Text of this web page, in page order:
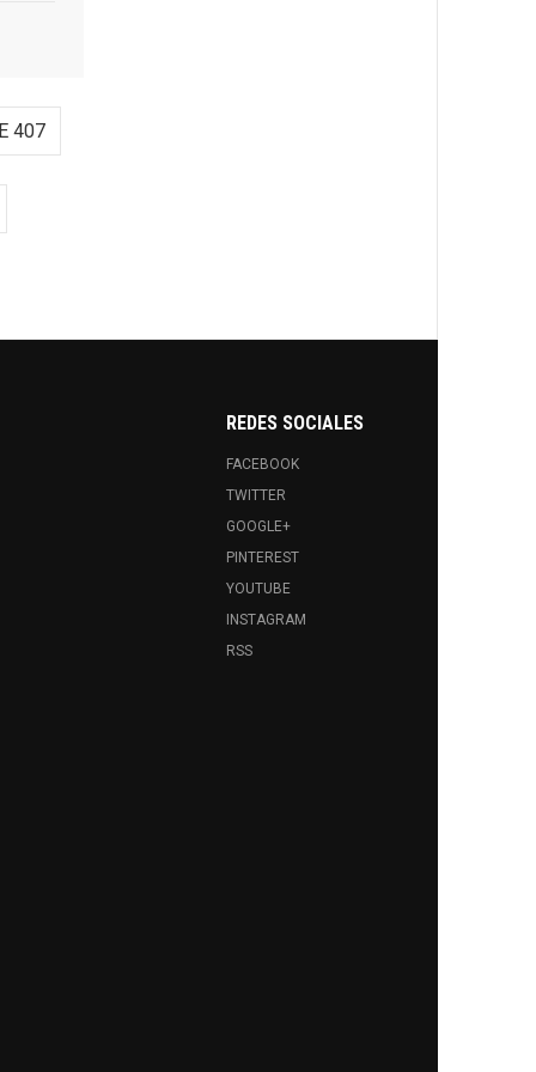
407
REDES SOCIALES
FACEBOOK
TWITTER
GOOGLE+
PINTEREST
YOUTUBE
INSTAGRAM
RSS